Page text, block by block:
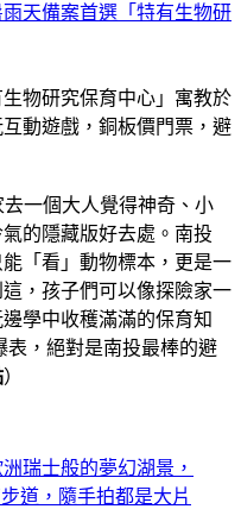
天備案首選「特有生物研
一個大人覺得神奇、小
的隱藏版好去處。南投
「看」動物標本，更是一
，孩子們可以像探險家一
學中收穫滿滿的保育知
表，絕對是南投最棒的避
）
瑞士般的夢幻湖景，
道，隨手拍都是大片